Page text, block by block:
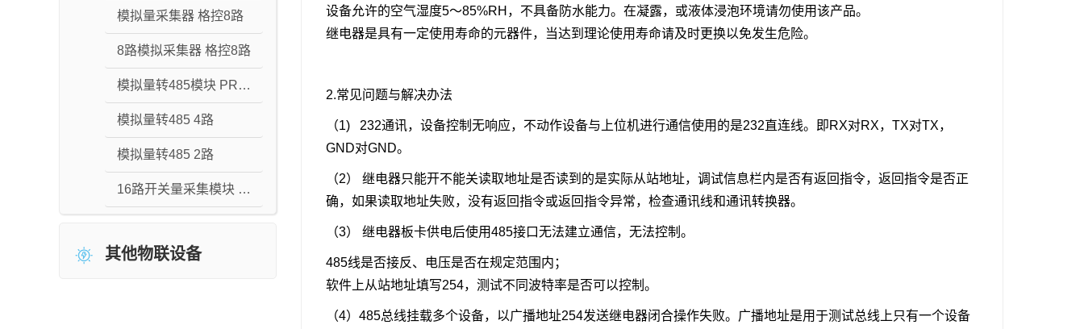
模拟量采集器 格控8路
8路模拟采集器 格控8路
模拟量转485模块 PR-*-485-G
模拟量转485 4路
模拟量转485 2路
16路开关量采集模块 LZX9082
其他物联设备
设备允许的空气湿度5～85%RH，不具备防水能力。在凝露，或液体浸泡环境请勿使用该产品。
继电器是具有一定使用寿命的元器件，当达到理论使用寿命请及时更换以免发生危险。
2.常见问题与解决办法
（1) 232通讯，设备控制无响应，不动作设备与上位机进行通信使用的是232直连线。即RX对RX，TX对TX，
GND对GND。
（2） 继电器只能开不能关读取地址是否读到的是实际从站地址，调试信息栏内是否有返回指令，返回指令是否正
确，如果读取地址失败，没有返回指令或返回指令异常，检查通讯线和通讯转换器。
（3） 继电器板卡供电后使用485接口无法建立通信，无法控制。
485线是否接反、电压是否在规定范围内；
软件上从站地址填写254，测试不同波特率是否可以控制。
（4）485总线挂载多个设备，以广播地址254发送继电器闭合操作失败。广播地址是用于测试总线上只有一个设备